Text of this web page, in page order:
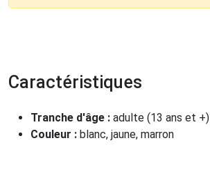
Caractéristiques
Tranche d'âge : adulte (13 ans et +)
Couleur : blanc, jaune, marron